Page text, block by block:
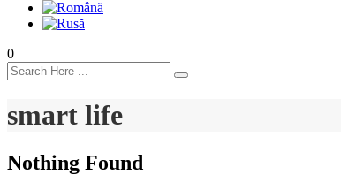
0
smart life
Nothing Found